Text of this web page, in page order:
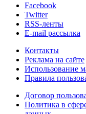
Facebook
Twitter
RSS-ленты
E-mail рассылка
Контакты
Реклама на сайте
Использование
Правила
Договор
Политика в